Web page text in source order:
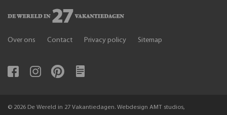
Over ons Contact Privacy policy Sitemap
© 2026 De Wereld in 27 Vakantiedagen. Webdesign AMT studios,